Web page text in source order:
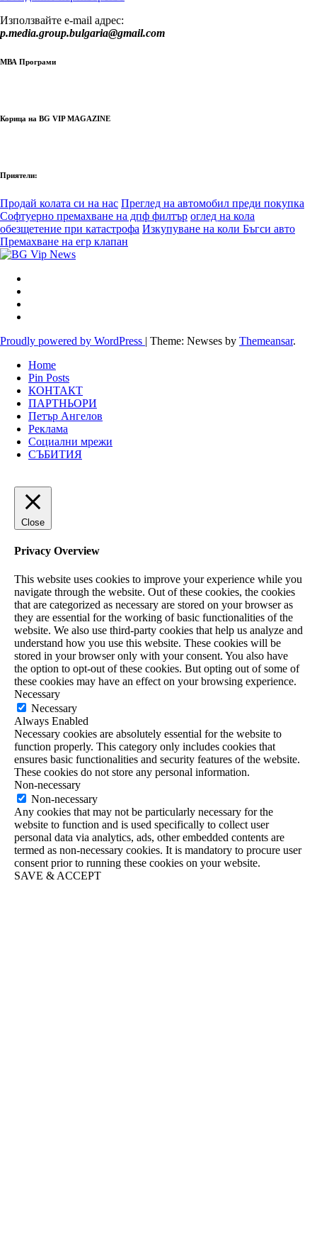
Използвайте e-mail адрес:
p.media.group.bulgaria@gmail.com
МВА Програми
Корица на BG VIP MAGAZINE
Приятели:
Продай колата си на нас Преглед на автомобил преди покупка
Софтуерно премахване на дпф филтър оглед на кола
обезщетение при катастрофа Изкупуване на коли Бъгси авто
Премахване на егр клапан
Proudly powered by WordPress | Theme: Newses by Themeansar.
Home
Pin Posts
КОНТАКТ
ПАРТНЬОРИ
Петър Ангелов
Реклама
Социални мрежи
СЪБИТИЯ
Close
Privacy Overview
This website uses cookies to improve your experience while you
navigate through the website. Out of these cookies, the cookies
that are categorized as necessary are stored on your browser as
they are essential for the working of basic functionalities of the
website. We also use third-party cookies that help us analyze and
understand how you use this website. These cookies will be
stored in your browser only with your consent. You also have
the option to opt-out of these cookies. But opting out of some of
these cookies may have an effect on your browsing experience.
Necessary
Necessary
Always Enabled
Necessary cookies are absolutely essential for the website to
function properly. This category only includes cookies that
ensures basic functionalities and security features of the website.
These cookies do not store any personal information.
Non-necessary
Non-necessary
Any cookies that may not be particularly necessary for the
website to function and is used specifically to collect user
personal data via analytics, ads, other embedded contents are
termed as non-necessary cookies. It is mandatory to procure user
consent prior to running these cookies on your website.
SAVE & ACCEPT